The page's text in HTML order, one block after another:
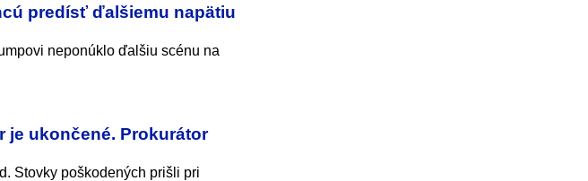
predísť ďalšiemu napätiu
neponúklo ďalšiu scénu na
je ukončené. Prokurátor
Stovky poškodených prišli pri